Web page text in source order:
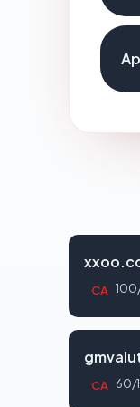
CA
CA 60/